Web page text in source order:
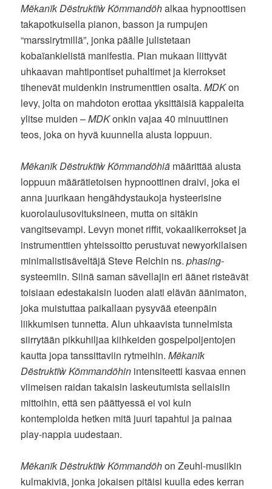
Mëkanïk Dëstruktïẁ Kömmandöhalkaa hypnoottisen
takapotkuisella pianon, basson ja rumpujen
“marssirytmillä”, jonka päälle julistetaan
kobaïankielistä manifestia. Pian mukaan liittyvät
uhkaavan mahtipontiset puhaltimet ja kierrokset
tihenevät muidenkin instrumenttien osalta.MDKon
levy, jolta on mahdoton erottaa yksittäisiä kappaleita
ylitse muiden –MDKonkin vajaa 40 minuuttinen
teos, joka on hyvä kuunnella alusta loppuun.
Mëkanïk Dëstruktïẁ Kömmandöhiä määrittää alusta
loppuun määrätietoisen hypnoottinen draivi, joka ei
anna juurikaan hengähdystaukoja hysteerisine
kuorolaulusovituksineen, mutta on sitäkin
vangitsevampi. Levyn monet riffit, vokaalikerrokset ja
instrumenttien yhteissoitto perustuvat newyorkilaisen
minimalistisäveltäjä Steve Reichin ns.phasing-
systeemiin. Siinä saman sävellajin eri äänet risteävät
toisiaan edestakaisin luoden alati elävän äänimaton,
joka muistuttaa paikallaan pysyvää eteenpäin
liikkumisen tunnetta. Alun uhkaavista tunnelmista
siirrytään pikkuhiljaa kiihkeiden gospelpoljentojen
kautta jopa tanssittaviin rytmeihin.Mëkanïk
Dëstruktïẁ Kömmandöhin intensiteetti kasvaa ennen
viimeisen raidan takaisin laskeutumista sellaisiin
mittoihin, että sen päättyessä ei voi kuin
kontemploida hetken mitä juuri tapahtui ja painaa
play-nappia uudestaan.
Mëkanïk Dëstruktïẁ Kömmandöhon Zeuhl-musiikin
kulmakiviä, jonka jokaisen pitäisi kuulla edes kerran